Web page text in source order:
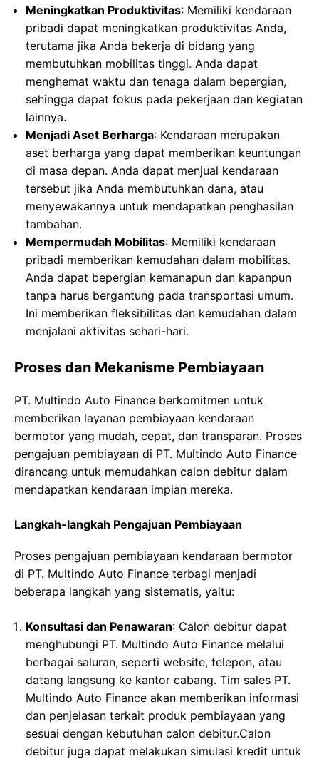
Meningkatkan Produktivitas: Memiliki kendaraan
pribadi dapat meningkatkan produktivitas Anda,
terutama jika Anda bekerja di bidang yang
membutuhkan mobilitas tinggi. Anda dapat
menghemat waktu dan tenaga dalam bepergian,
sehingga dapat fokus pada pekerjaan dan kegiatan
lainnya.
Menjadi Aset Berharga: Kendaraan merupakan
aset berharga yang dapat memberikan keuntungan
di masa depan. Anda dapat menjual kendaraan
tersebut jika Anda membutuhkan dana, atau
menyewakannya untuk mendapatkan penghasilan
tambahan.
Mempermudah Mobilitas: Memiliki kendaraan
pribadi memberikan kemudahan dalam mobilitas.
Anda dapat bepergian kemanapun dan kapanpun
tanpa harus bergantung pada transportasi umum.
Ini memberikan fleksibilitas dan kemudahan dalam
menjalani aktivitas sehari-hari.
Proses dan Mekanisme Pembiayaan
PT. Multindo Auto Finance berkomitmen untuk
memberikan layanan pembiayaan kendaraan
bermotor yang mudah, cepat, dan transparan. Proses
pengajuan pembiayaan di PT. Multindo Auto Finance
dirancang untuk memudahkan calon debitur dalam
mendapatkan kendaraan impian mereka.
Langkah-langkah Pengajuan Pembiayaan
Proses pengajuan pembiayaan kendaraan bermotor
di PT. Multindo Auto Finance terbagi menjadi
beberapa langkah yang sistematis, yaitu:
Konsultasi dan Penawaran: Calon debitur dapat
menghubungi PT. Multindo Auto Finance melalui
berbagai saluran, seperti website, telepon, atau
datang langsung ke kantor cabang. Tim sales PT.
Multindo Auto Finance akan memberikan informasi
dan penjelasan terkait produk pembiayaan yang
sesuai dengan kebutuhan calon debitur.Calon
debitur juga dapat melakukan simulasi kredit untuk